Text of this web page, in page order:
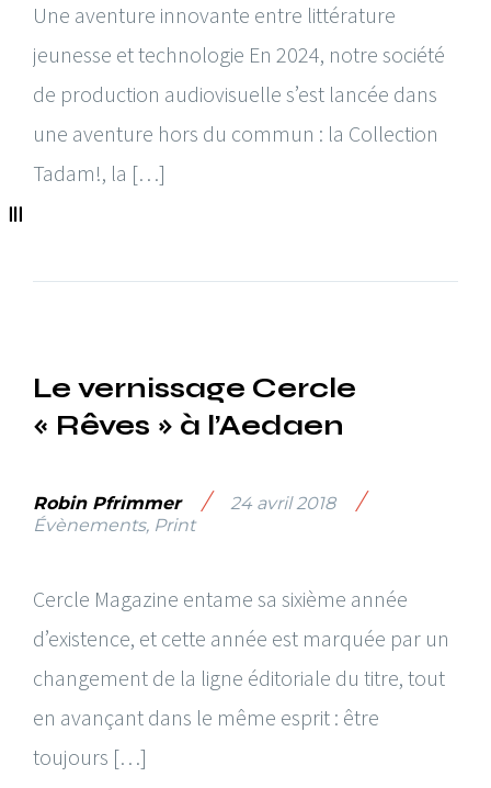
Une aventure innovante entre littérature
jeunesse et technologie En 2024, notre société
de production audiovisuelle s’est lancée dans
une aventure hors du commun : la Collection
Tadam!, la […]
Le vernissage Cercle
« Rêves » à l’Aedaen
Robin Pfrimmer / 24 avril 2018 /
Évènements, Print
Cercle Magazine entame sa sixième année
d’existence, et cette année est marquée par un
changement de la ligne éditoriale du titre, tout
en avançant dans le même esprit : être
toujours […]